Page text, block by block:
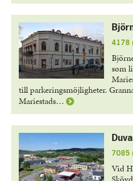
4
4178
som
till parkeringsmöjligheter.
Mariestads… Läs
Björnen
2
7085
Vid